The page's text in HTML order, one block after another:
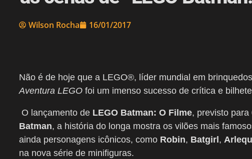
Wilson Rocha 16/01/2017
Não é de hoje que a LEGO®, líder mundial em
Aventura LEGO foi um imenso sucesso de crítica e
O lançamento de LEGO Batman: O Filme, previsto
Batman, a história do longa mostra os vilões mais
ainda personagens icônicos, como Robin, Batgirl ,
na nova série de minifiguras.